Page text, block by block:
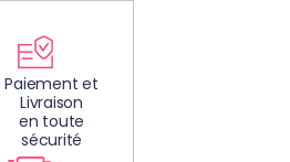
Paiement et
Livraison
en toute
sécurité